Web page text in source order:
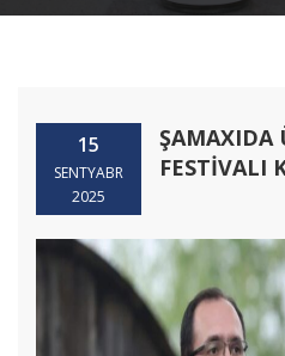
15
SENTYABR
2025
ŞAMAXIDA
FESTİVALI